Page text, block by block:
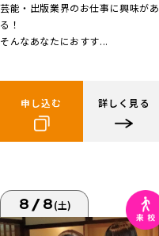
芸能・出版業界のお仕事に興味があ
る！
そんなあなたにおすす...
申し込む 詳しく見る
8/8(土)